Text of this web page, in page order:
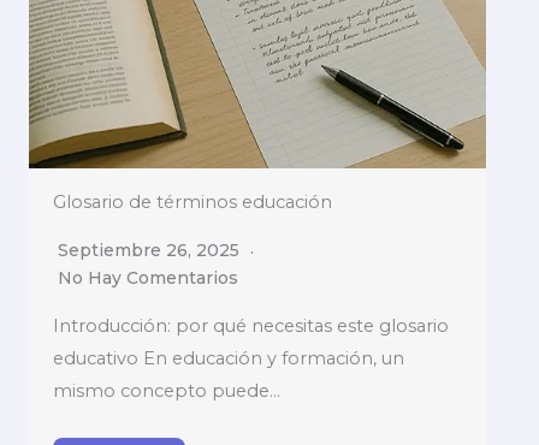
Glosario de términos educación
Septiembre 26, 2025
No Hay Comentarios
Introducción: por qué necesitas este glosario
educativo En educación y formación, un
mismo concepto puede…